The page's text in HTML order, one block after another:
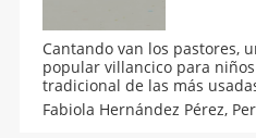
Cantando van los pastores,
popular villancico para
tradicional de las más
durante el tiempo de
navideña ayuda a los niños a
Fabiola Hernández Pérez,